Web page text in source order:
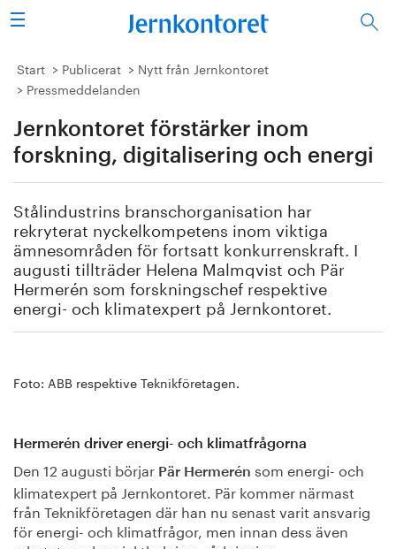
Sök
Stålindustrin
Forskning/utbildning
Energi/miljö
Vi tycker
Publicerat
Bildbank
Om oss
Start Publicerat
Nytt från Jernkontoret
Pressmeddelanden
Jernkontoret förstärker inom
forskning, digitalisering och energi
Stålindustrins branschorganisation har
rekryterat nyckelkompetens inom viktiga
ämnesområden för fortsatt konkurrenskraft. I
augusti tillträder Helena Malmqvist och Pär
Hermerén som forskningschef respektive
energi- och klimatexpert på Jernkontoret.
Foto: ABB respektive Teknikföretagen.
Hermerén driver energi- och klimatfrågorna
Den 12 augusti börjar Pär Hermerén som energi- och
klimatexpert på Jernkontoret. Pär kommer närmast
från Teknikföretagen där han nu senast varit ansvarig
för energi- och klimatfrågor, men innan dess även